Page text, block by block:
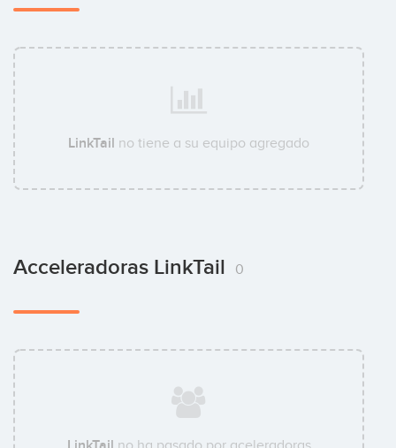
LinkTail no tiene a su equipo agregado
Acceleradoras LinkTail 0